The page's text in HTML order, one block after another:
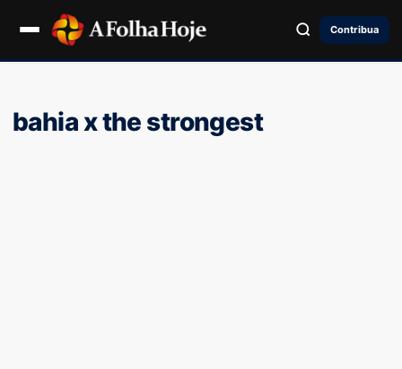
Contribua
bahia x the strongest